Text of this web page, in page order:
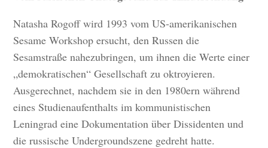
Natasha Rogoff wird 1993 vom US-amerikanischen
Sesame Workshop ersucht, den Russen die
Sesamstraße nahezubringen, um ihnen die Werte einer
„demokratischen“ Gesellschaft zu oktroyieren.
Ausgerechnet, nachdem sie in den 1980ern während
eines Studienaufenthalts im kommunistischen
Leningrad eine Dokumentation über Dissidenten und
die russische Undergroundszene gedreht hatte.